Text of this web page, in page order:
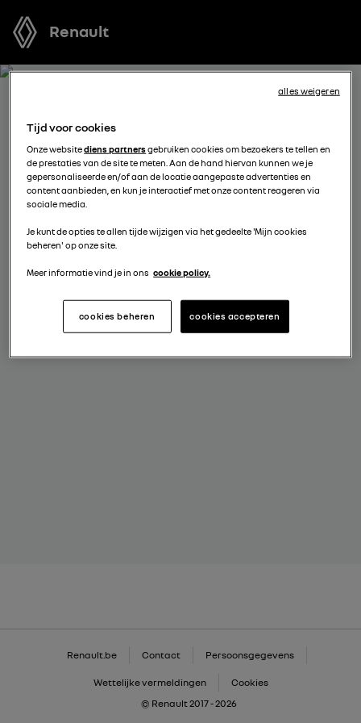
Renault
BOEK EEN TESTRIT MET CLIO
Welk voertuig past het best bij u? Voordat u een keuze
maakt, kunt u een gratis proefrit met een van onze
Renault.be Contact Persoonsgegevens
Wettelijke vermeldingen
Cookies
© Renault 2017 - 2026
Tijd voor cookies
Onze websitediens partnersgebruiken cookies om bezoekers te tellen en
de prestaties van de site te meten. Aan de hand hiervan kunnen we je
gepersonaliseerde en/of aan de locatie aangepaste advertenties en
content aanbieden, en kun je interactief met onze content reageren via
sociale media.
Je kunt de opties te allen tijde wijzigen via het gedeelte 'Mijn cookies
beheren' op onze site.
Meer informatie vind je in ons cookie policy.
cookies accepteren
cookies beheren
alles weigeren